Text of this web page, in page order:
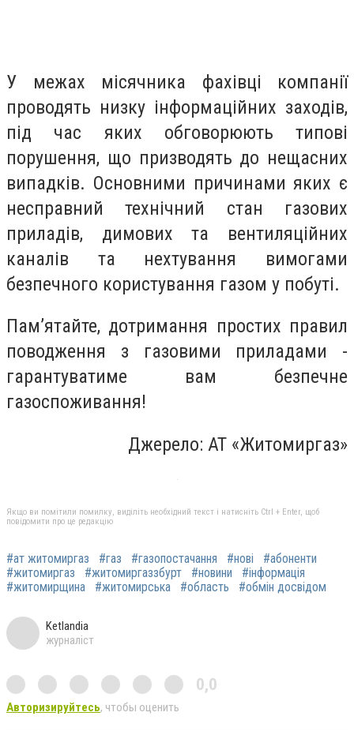
У межах місячника фахівці компанії
проводять низку інформаційних заходів,
під час яких обговорюють типові
порушення, що призводять до нещасних
випадків. Основними причинами яких є
несправний технічний стан газових
приладів, димових та вентиляційних
каналів та нехтування вимогами
безпечного користування газом у побуті.
Пам’ятайте, дотримання простих правил
поводження з газовими приладами -
гарантуватиме вам безпечне
газоспоживання!
Джерело: АТ «Житомиргаз»
Якщо ви помітили помилку, виділіть необхідний текст і натисніть Ctrl + Enter, щоб
повідомити про це редакцію
#ат житомиргаз #газ #газопостачання #нові
#абоненти
#житомиргаз
#житомиргаззбурт #новини
#інформація
#житомирщина
#житомирська #область #обмін досвідом
Ketlandia
журналіст
0,0
Авторизируйтесь, чтобы оценить